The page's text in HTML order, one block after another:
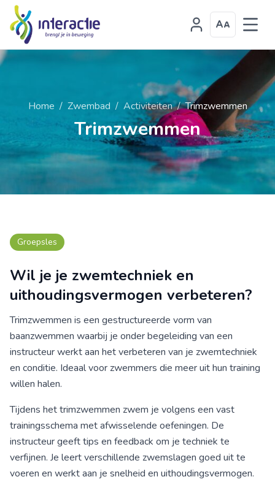
Home / Zwembad / Activiteiten / Trimzwemmen
Trimzwemmen
Groepsles
Wil je je zwemtechniek en
uithoudingsvermogen verbeteren?
Trimzwemmen is een gestructureerde vorm van
baanzwemmen waarbij je onder begeleiding van een
instructeur werkt aan het verbeteren van je zwemtechniek
en conditie. Ideaal voor zwemmers die meer uit hun training
willen halen.
Tijdens het trimzwemmen zwem je volgens een vast
trainingsschema met afwisselende oefeningen. De
instructeur geeft tips en feedback om je techniek te
verfijnen. Je leert verschillende zwemslagen goed uit te
voeren en werkt aan je snelheid en uithoudingsvermogen.